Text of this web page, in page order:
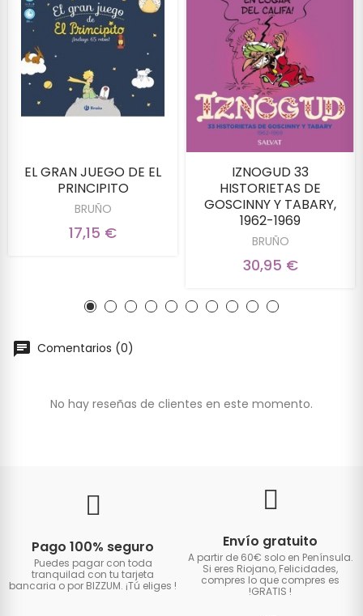
EL GRAN JUEGO DE EL
PRINCIPITO
BRUÑO
17,15 €
IZNOGUD 33
HISTORIETAS DE
GOSCINNY Y TABARY,
1962-1969
BRUÑO
30,95 €
Comentarios (0)
No hay reseñas de clientes en este momento.
Pago 100% seguro
Puedes pagar con toda
tranquilad con tu tarjeta
bancaria o por BIZZUM. ¡Tú eliges !
Envío gratuito
A partir de 60€ solo en Península.
Si eres Riojano, Felicidades,
compres lo que compres es
!GRATIS !